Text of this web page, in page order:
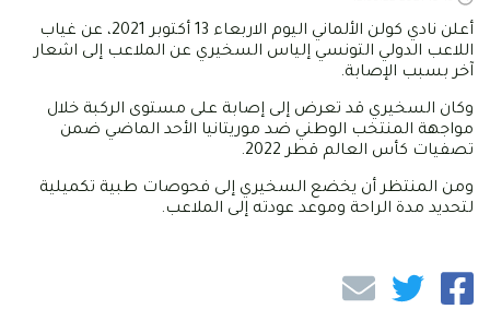
أعلن نادي كولن الألماني اليوم الاربعاء 13 أكتوبر 2021، عن غياب
اللاعب الدولي التونسي إلياس السخيري عن الملاعب إلى اشعار
آخر بسبب الإصابة.
وكان السخيري قد تعرض إلى إصابة على مستوى الركبة خلال
مواجهة المنتخب الوطني ضد موريتانيا الأحد الماضي ضمن
تصفيات كأس العالم قطر 2022.
ومن المنتظر أن يخضع السخيري إلى فحوصات طبية تكميلية
لتحديد مدة الراحة وموعد عودته إلى الملاعب.